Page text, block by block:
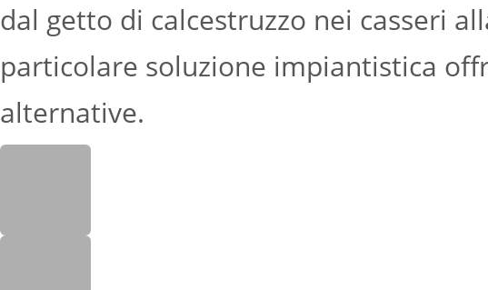
dal getto di calcestruzzo nei casseri
particolare soluzione impiantistica
alternative.